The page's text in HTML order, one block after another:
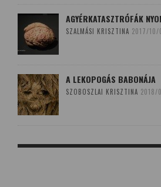
AGYÉRKATASZTRÓFÁK
SZALMÁSI KRISZTINA 2017/10/
A LEKOPOGÁS BABONÁJA
SZOBOSZLAI KRISZTINA 2018/